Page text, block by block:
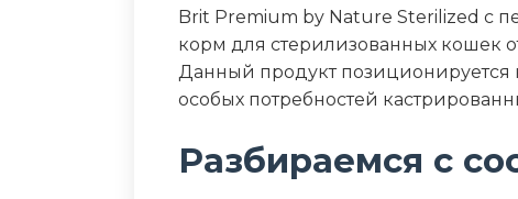
аргинин 0.1%
Дополнительные
таурин, витамины A, D3, E, группы
Пищевая ценность
Brit Premium by Nature Sterilized с
корм для стерилизованных кошек
Данный продукт позиционируется
особых потребностей
Разбираемся с